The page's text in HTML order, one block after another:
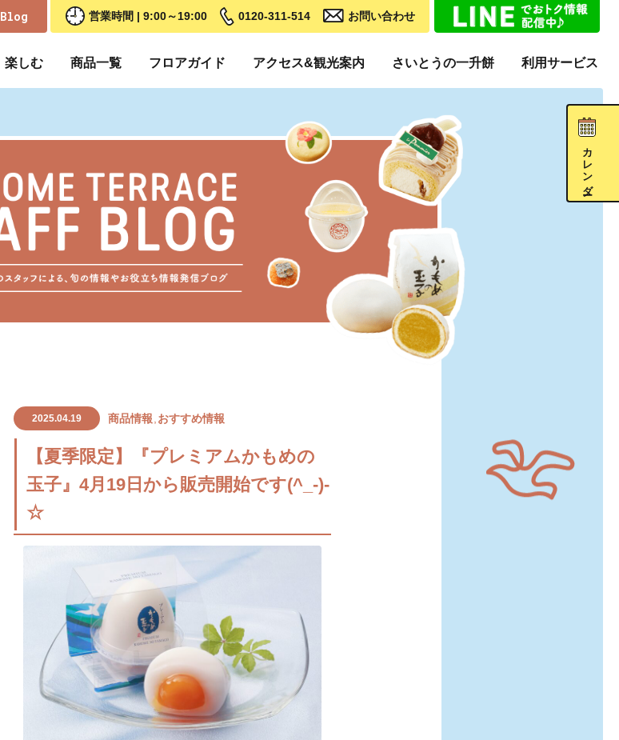
Blog 営業時間 | 9:00～19:00 0120-311-514 お問い合わせ
楽しむ 商品一覧 フロアガイド アクセス&観光案内 さいとうの一升餅 利用サービス
カレンダー
2025.04.19 商品情報 おすすめ情報
【夏季限定】『プレミアムかもめの
玉子』4月19日から販売開始です(^_-)-
☆